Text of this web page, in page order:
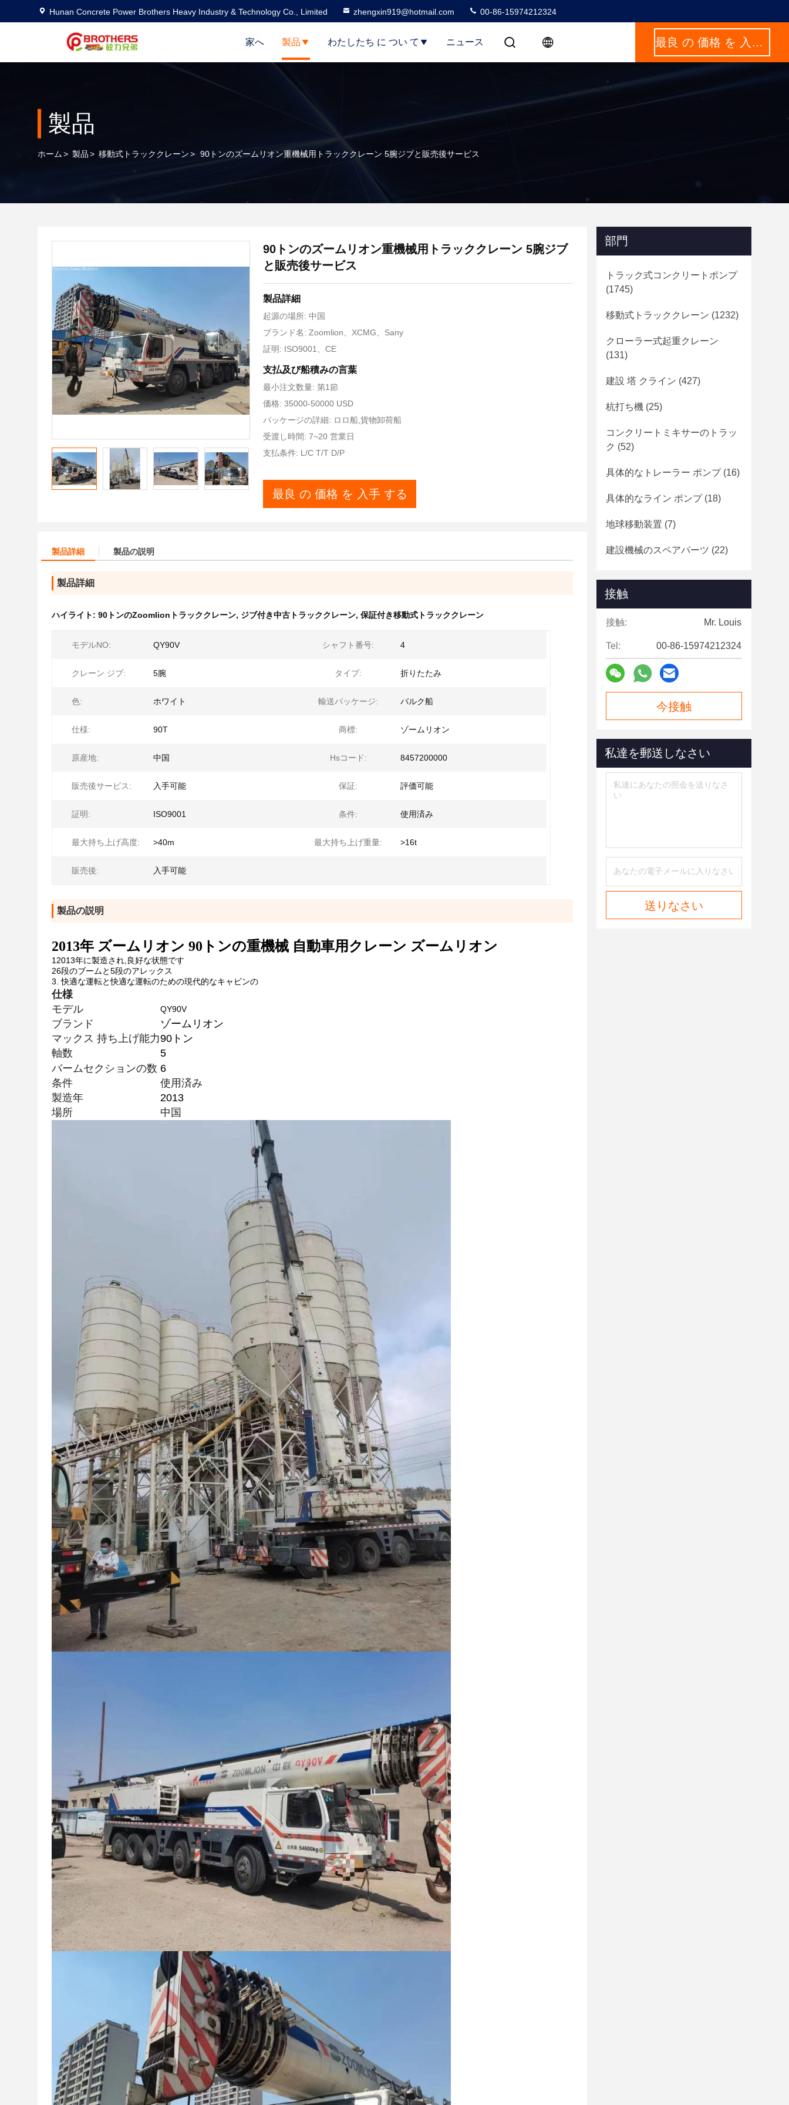
Hunan Concrete Power Brothers Heavy Industry & Technology Co., Limited zhengxin919@hotmail.com 00-86-15974212324
家へ 製品 わたしたち に つい て ニュース 最良 の 価格 を 入手 する
製品
ホーム> 製品> 移動式トラッククレーン> 90トンのズームリオン重機械用トラッククレーン 5腕ジブと販売後サービス
90トンのズームリオン重機械用トラッククレーン 5腕ジブ
と販売後サービス
製品詳細
起源の場所: 中国
ブランド名: Zoomlion、XCMG、Sany
証明: ISO9001、CE
支払及び船積みの言葉
最小注文数量: 第1節
価格: 35000-50000 USD
パッケージの詳細: ロロ船,貨物卸荷船
受渡し時間: 7~20 営業日
支払条件: L/C T/T D/P
最良 の 価格 を 入手 する
製品詳細 製品の説明
製品詳細
ハイライト: 90トンのZoomlionトラッククレーン, ジブ付き中古トラッククレーン, 保証付き移動式トラッククレーン
モデルNO: QY90V シャフト番号: 4
クレーン ジブ: 5腕 タイプ: 折りたたみ
色: ホワイト 輸送パッケージ: バルク船
仕様: 90T 商標: ゾームリオン
原産地: 中国 Hsコード: 8457200000
販売後サービス: 入手可能 保証: 評価可能
証明: ISO9001 条件: 使用済み
最大持ち上げ高度: >40m 最大持ち上げ重量: >16t
販売後: 入手可能
製品の説明
2013年 ズームリオン 90トンの重機械 自動車用クレーン ズームリオン
12013年に製造され,良好な状態です
26段のブームと5段のアレックス
3. 快適な運転と快適な運転のための現代的なキャビンの
仕様
モデル
QY90V
ブランド
ゾームリオン
マックス 持ち上げ能力90トン
軸数
5
バームセクションの数 6
条件
使用済み
製造年
2013
場所
中国
部門
トラック式コンクリートポンプ
(1745)
移動式トラッククレーン (1232)
クローラー式起重クレーン
(131)
建設 塔 クライン (427)
杭打ち機 (25)
コンクリートミキサーのトラッ
ク (52)
具体的なトレーラー ポンプ(16)
具体的なライン ポンプ(18)
地球移動装置 (7)
建設機械のスペアパーツ (22)
接触
接触: Mr. Louis
Tel: 00-86-15974212324
今接触
私達を郵送しなさい
送りなさい